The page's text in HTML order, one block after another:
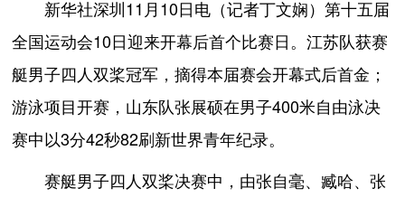
新华社深圳11月10日电（记者丁文娴）第十五届
全国运动会10日迎来开幕后首个比赛日。江苏队获赛
艇男子四人双桨冠军，摘得本届赛会开幕式后首金；
游泳项目开赛，山东队张展硕在男子400米自由泳决
赛中以3分42秒82刷新世界青年纪录。
赛艇男子四人双桨决赛中，由张自毫、臧哈、张